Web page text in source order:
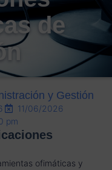
de
y Gestión
11/06/2026
pm
ofimáticas y